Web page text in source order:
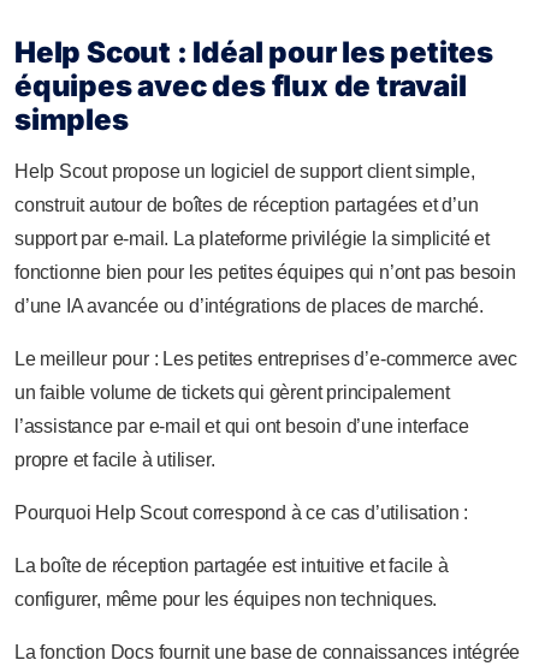
Help Scout : Idéal pour les petites
équipes avec des flux de travail
simples
Help Scout propose un logiciel de support client simple,
construit autour de boîtes de réception partagées et d’un
support par e-mail. La plateforme privilégie la simplicité et
fonctionne bien pour les petites équipes qui n’ont pas besoin
d’une IA avancée ou d’intégrations de places de marché.
Le meilleur pour : Les petites entreprises d’e-commerce avec
un faible volume de tickets qui gèrent principalement
l’assistance par e-mail et qui ont besoin d’une interface
propre et facile à utiliser.
Pourquoi Help Scout correspond à ce cas d’utilisation :
La boîte de réception partagée est intuitive et facile à
configurer, même pour les équipes non techniques.
La fonction Docs fournit une base de connaissances intégrée